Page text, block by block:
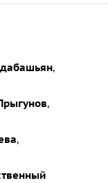
,
,
,